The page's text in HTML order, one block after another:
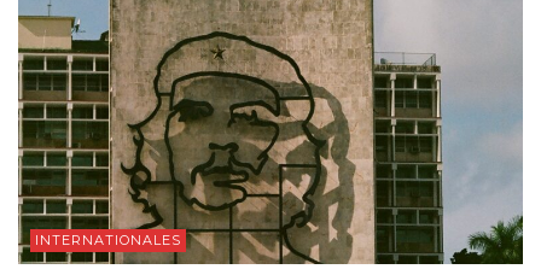
INTERNATIONALES